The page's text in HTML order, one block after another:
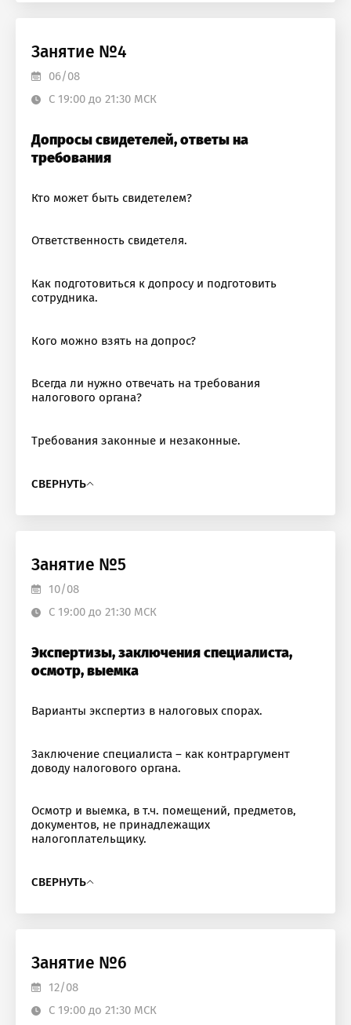
Занятие №4
06/08
С 19:00 до 21:30 МСК
Допросы свидетелей, ответы на
требования
Кто может быть свидетелем?
Ответственность свидетеля.
Как подготовиться к допросу и подготовить
сотрудника.
Кого можно взять на допрос?
Всегда ли нужно отвечать на требования
налогового органа?
Требования законные и незаконные.
СВЕРНУТЬ
Занятие №5
10/08
С 19:00 до 21:30 МСК
Экспертизы, заключения специалиста,
осмотр, выемка
Варианты экспертиз в налоговых спорах.
Заключение специалиста – как контраргумент
доводу налогового органа.
Осмотр и выемка, в т.ч. помещений, предметов,
документов, не принадлежащих
налогоплательщику.
СВЕРНУТЬ
Занятие №6
12/08
С 19:00 до 21:30 МСК